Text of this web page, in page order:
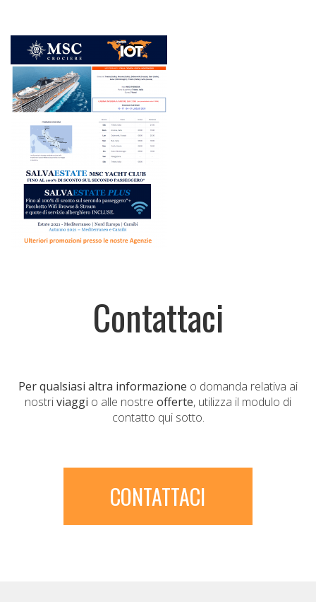
Contattaci
Per qualsiasi altra informazione o domanda relativa ai
nostriviaggi o alle nostre offerte, utilizza il modulo di
contatto qui sotto.
CONTATTACI